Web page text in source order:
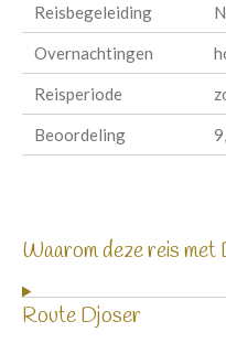
Reisbegeleiding
Overnachtingen
Reisperiode
Beoordeling
Waarom deze reis met
Route Djoser